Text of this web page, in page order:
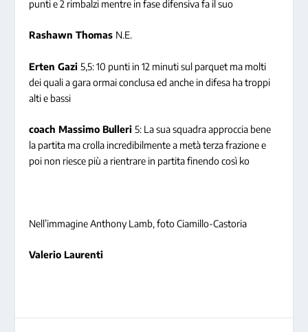
punti e 2 rimbalzi mentre in fase difensiva fa il suo
Rashawn Thomas N.E.
Erten Gazi 5,5: 10 punti in 12 minuti sul parquet ma molti
dei quali a gara ormai conclusa ed anche in difesa ha troppi
alti e bassi
coach Massimo Bulleri 5: La sua squadra approccia bene
la partita ma crolla incredibilmente a metà terza frazione e
poi non riesce più a rientrare in partita finendo così ko
Nell’immagine Anthony Lamb, foto Ciamillo-Castoria
Valerio Laurenti